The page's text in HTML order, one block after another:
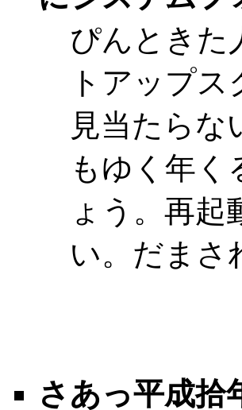
ぴんときた
トアップ
見当たら
もゆく年く
ょう。再起
い。だまさ
さあっ平成拾